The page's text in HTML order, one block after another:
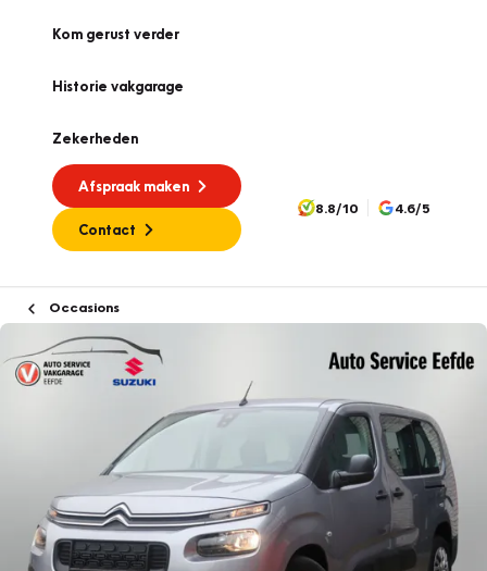
Kom gerust verder
Historie vakgarage
Zekerheden
Afspraak maken
Contact
8.8/10 4.6/5
Occasions